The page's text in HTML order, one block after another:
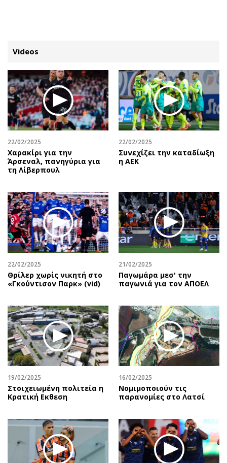
ΚΑΤΗΓΟΡΙΕΣ ΣΥΝΔΕΣΗ
Κύπρος
Παιδεία
Υγεία
Πολιτική
Βουλευτικές 2026
Προεδρικές 2023
Δημοσκοπήσεις
Διπλωματία
Αθλητισμός
Κύπρος
Ελλάδα
Διεθνή
Οικονομική
Οικονομία
Real Estate
Επιχειρήσεις
Αγορές
Money Review
AstroBank Properties
Ενέργεια
Ναυτιλία
Περιβάλλον
Απόψεις
Αρθρογραφία
The Hill
Υγεία
Αγγελίες
Πωλούνται
Ζητούν εργασία
Θέσεις εργασίας
Geek
Νέα
Κινητά-tablets
Social
Αφιερώματα
Πολιτική
Οικονομία
Γενικά
Αναδρομές
Περιβάλλον
Γυναίκα
Showbiz
Ταξίδια
Videos
22/02/2025
Χαρακίρι για την
Άρσεναλ, πανηγύρια για
τη Λίβερπουλ
22/02/2025
Συνεχίζει την καταδίωξη
η ΑΕΚ
22/02/2025
Θρίλερ χωρίς νικητή στο
«Γκούντισον Παρκ» (vid)
21/02/2025
Παγωμάρα μεσ' την
παγωνιά για τον ΑΠΟΕΛ
19/02/2025
Στοιχειωμένη πολιτεία η
Κρατική Eκθεση
16/02/2025
Νομιμοποιούν τις
παρανομίες στο Λατσί